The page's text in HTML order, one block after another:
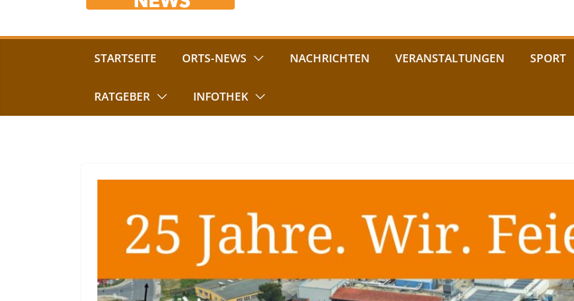
STARTSEITE ORTS-NEWS NACHRICHTEN VERANSTALTUNGEN SPORT
RATGEBER INFOTHEK